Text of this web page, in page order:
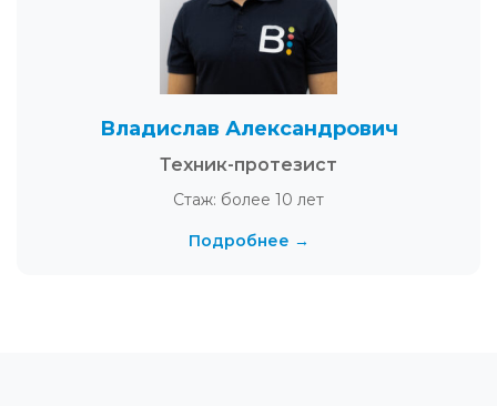
Владислав Александрович
Техник-протезист
Стаж: более 10 лет
Подробнее →